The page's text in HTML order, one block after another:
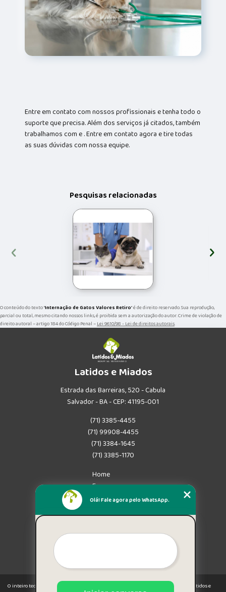
Entre em contato com nossos profissionais e tenha todo o
suporte que precisa. Além dos serviços já citados, também
trabalhamos com e . Entre em contato agora e tire todas
as suas dúvidas com nossa equipe.
Pesquisas relacionadas
‹ ›
O conteúdo do texto "Internação de Gatos Valores Retiro" é de direito reservado. Sua reprodução,
parcial ou total, mesmo citando nossos links, é proibida sem a autorização do autor. Crime de violação de
direito autoral – artigo 184 do Código Penal –Lei 9610/98 - Lei de direitos autorais.
Latidos e Miados
Estrada das Barreiras, 520 - Cabula
Salvador - BA - CEP: 41195-001
(71) 3385-4455
(71) 99908-4455
(71) 3384-1645
(71) 3385-1170
Home
Empresa
Missão
Mapa do site
O inteiro teor deste site está sujeito à proteção de direitos autorais. Copyright© Latidos e
Olá! Fale agora pelo WhatsApp.